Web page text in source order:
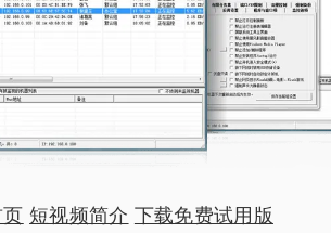
短视频简介 下载免费试用版